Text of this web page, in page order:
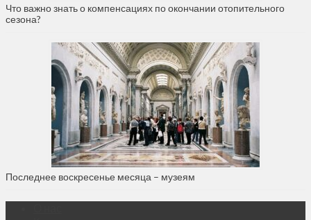
Что важно знать о компенсациях по окончании отопительного
сезона?
Последнее воскресенье месяца – музеям